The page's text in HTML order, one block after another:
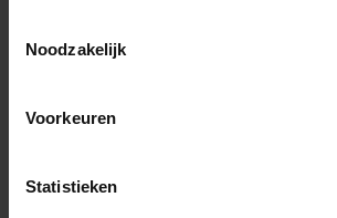
Noodzakelijk
Voorkeuren
Statistieken